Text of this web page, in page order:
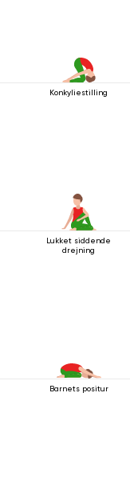
Konkyliestilling
Lukket siddende
drejning
Barnets positur